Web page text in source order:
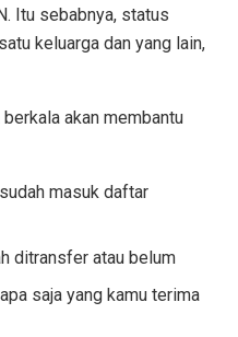
Itu sebabnya, status
keluarga dan yang lain,
akan membantu
masuk daftar
ditransfer atau belum
saja yang kamu terima